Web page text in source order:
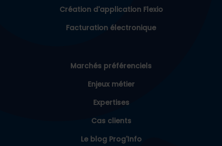
Création d'application Flexio
Facturation électronique
Marchés préférenciels
Enjeux métier
Expertises
Cas clients
Le blog Prog'Info